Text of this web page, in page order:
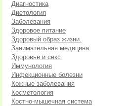
Диагностика
Диетология
Заболевания
Здоровое питание
Здоровый образ жизни.
Занимательная медицина
Здоровье и секс
Иммунология
Инфекционные болезни
Кожные заболевания
Косметология
Костно-мышечная система